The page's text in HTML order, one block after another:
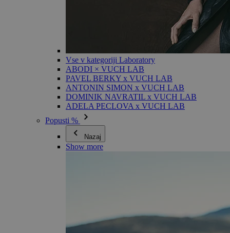
Vse v kategoriji Laboratory
ABODI × VUCH LAB
PAVEL BERKY x VUCH LAB
ANTONIN SIMON x VUCH LAB
DOMINIK NAVRATIL x VUCH LAB
ADELA PECLOVA x VUCH LAB
Popusti %
Nazaj
Show more